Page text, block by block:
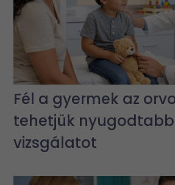
Fél a gyermek az
tehetjük
vizsgálatot